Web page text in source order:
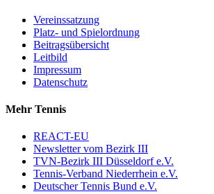
Vereinssatzung
Platz- und Spielordnung
Beitragsübersicht
Leitbild
Impressum
Datenschutz
Mehr Tennis
REACT-EU
Newsletter vom Bezirk III
TVN-Bezirk III Düsseldorf e.V.
Tennis-Verband Niederrhein e.V.
Deutscher Tennis Bund e.V.